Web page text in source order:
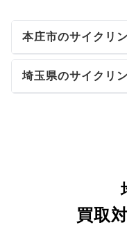
本庄市のサイクリ
埼玉県のサイクリ
買取